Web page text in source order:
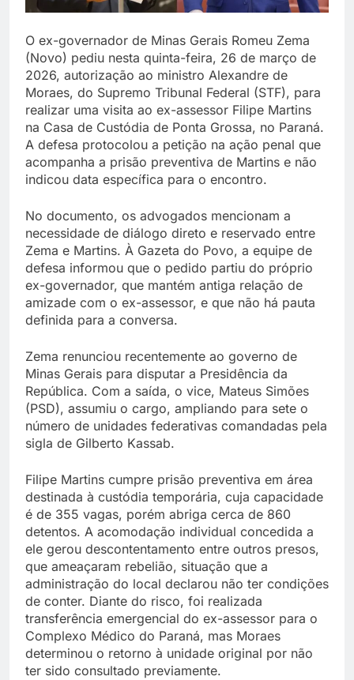
O ex-governador de Minas Gerais Romeu Zema
(Novo) pediu nesta quinta-feira, 26 de março de
2026, autorização ao ministro Alexandre de
Moraes, do Supremo Tribunal Federal (STF), para
realizar uma visita ao ex-assessor Filipe Martins
na Casa de Custódia de Ponta Grossa, no Paraná.
A defesa protocolou a petição na ação penal que
acompanha a prisão preventiva de Martins e não
indicou data específica para o encontro.
No documento, os advogados mencionam a
necessidade de diálogo direto e reservado entre
Zema e Martins. À Gazeta do Povo, a equipe de
defesa informou que o pedido partiu do próprio
ex-governador, que mantém antiga relação de
amizade com o ex-assessor, e que não há pauta
definida para a conversa.
Zema renunciou recentemente ao governo de
Minas Gerais para disputar a Presidência da
República. Com a saída, o vice, Mateus Simões
(PSD), assumiu o cargo, ampliando para sete o
número de unidades federativas comandadas pela
sigla de Gilberto Kassab.
Filipe Martins cumpre prisão preventiva em área
destinada à custódia temporária, cuja capacidade
é de 355 vagas, porém abriga cerca de 860
detentos. A acomodação individual concedida a
ele gerou descontentamento entre outros presos,
que ameaçaram rebelião, situação que a
administração do local declarou não ter condições
de conter. Diante do risco, foi realizada
transferência emergencial do ex-assessor para o
Complexo Médico do Paraná, mas Moraes
determinou o retorno à unidade original por não
ter sido consultado previamente.